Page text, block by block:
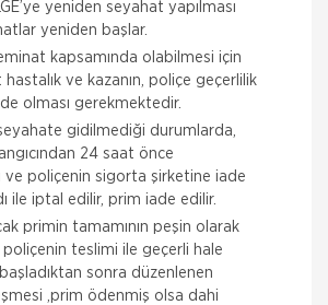
yeniden seyahat yapılması
yeniden başlar.
kapsamında olabilmesi için
ve kazanın, poliçe geçerlilik
olması gerekmektedir.
gidilmediği durumlarda,
24 saat önce
ve poliçenin sigorta şirketine iade
ile iptal edilir, prim iade edilir.
primin tamamının peşin olarak
teslimi ile geçerli hale
sonra düzenlenen
,prim ödenmiş olsa dahi